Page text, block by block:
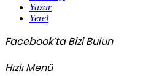
Yazar
Yerel
Facebook’ta Bizi Bulun
Hızlı Menü